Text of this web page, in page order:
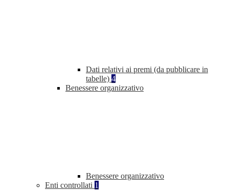
Dati relativi ai premi (da pubblicare in
tabelle) 4
Benessere organizzativo
Benessere organizzativo
Enti controllati 1